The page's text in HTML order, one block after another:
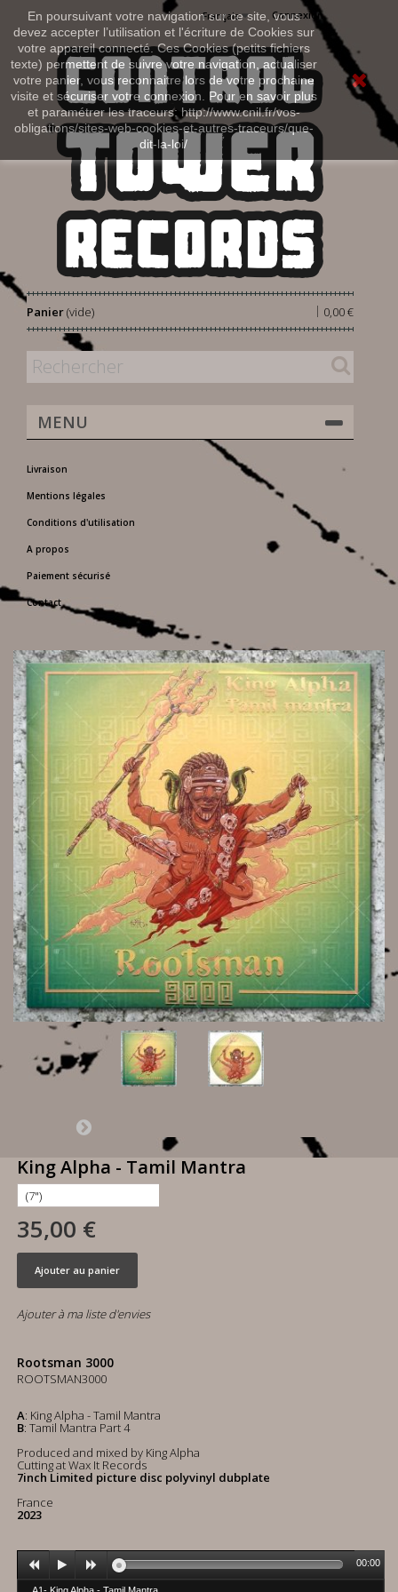
En poursuivant votre navigation sur ce site, vous
devez accepter l’utilisation et l'écriture de Cookies sur
votre appareil connecté. Ces Cookies (petits fichiers
texte) permettent de suivre votre navigation, actualiser
votre panier, vous reconnaitre lors de votre prochaine
visite et sécuriser votre connexion. Pour en savoir plus
et paramétrer les traceurs: http://www.cnil.fr/vos-
obligations/sites-web-cookies-et-autres-traceurs/que-
dit-la-loi/
Connexion
Français
Panier 0,00 €
|
(vide)
MENU
Livraison
Mentions légales
Conditions d'utilisation
A propos
Paiement sécurisé
Contact
King Alpha - Tamil Mantra
35,00 €
Ajouter au panier
Ajouter à ma liste d'envies
Rootsman 3000
ROOTSMAN3000
A: King Alpha - Tamil Mantra
B: Tamil Mantra Part 4
Produced and mixed by King Alpha
Cutting at Wax It Records
7inch Limited picture disc polyvinyl dubplate
France
2023
00:00